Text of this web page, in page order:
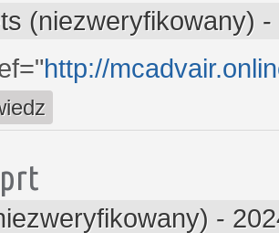
(niezweryfikowany) -
http://
-